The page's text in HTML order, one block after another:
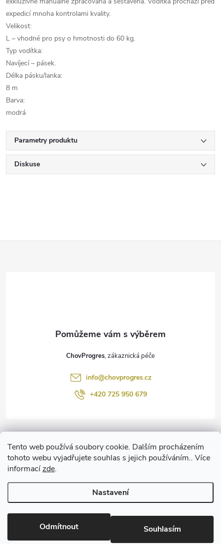
Tento web používá soubory cookie. Dalším procházením
tohoto webu vyjadřujete souhlas s jejich používáním.. Více
informacízde.
Nastavení
Odmítnout Souhlasím
expedicí mnoha kontrolami kvality.
Velikost:
L – vhodné pro psy o hmotnosti do 60 kg.
Typ vodítka:
Navíjecí – pásek.
Délka pásku/lanka:
8 m
Barva:
modrá
Parametry produktu
Diskuse
ChovProgres
info@chovprogres.cz
+420 725 950 679
Copyright 2026ChovProgres.cz. Všechna práva vyhrazena.Upravit
nastavení cookies